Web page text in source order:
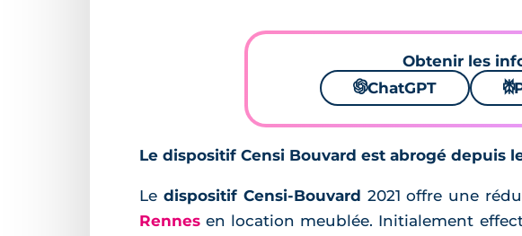
Obtenir les
🌌ChatGPT ⚙
Le dispositif Censi Bouvard est abrogé depuis
Le dispositif Censi-Bouvard 2021 offre une
Rennes en location meublée. Initialement